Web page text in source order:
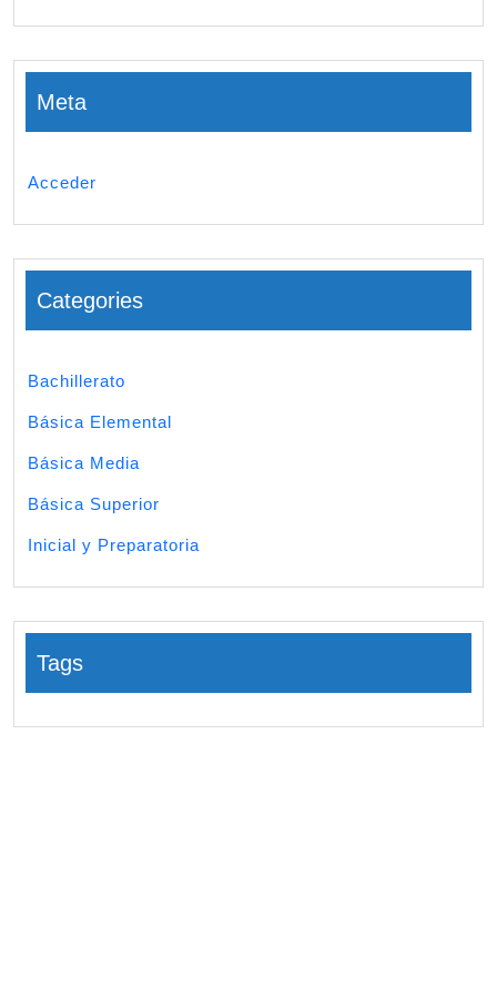
Meta
Acceder
Categories
Bachillerato
Básica Elemental
Básica Media
Básica Superior
Inicial y Preparatoria
Tags